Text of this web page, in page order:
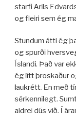
starfi Arils
og fleiri sem ég
Stundum átti ég
og spurði
Íslandi. Það var
ég lítt þroskaður
laukrétt. En með
sérkennilegt.
aldrei dús við. Í